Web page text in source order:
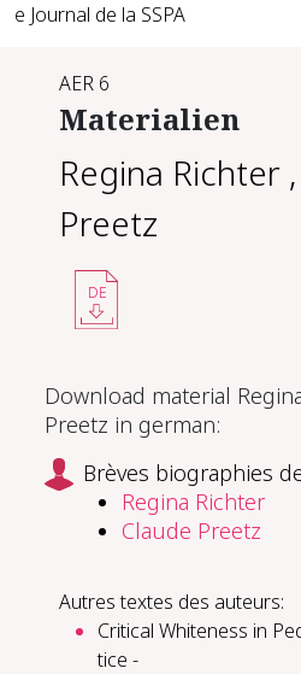
e Journal de la SSPA
AER 6
Materialien
Regina Richter ,
Preetz
DE
Download material
Preetz in german:
Brèves biographies
Regina Richter
Claude Preetz
Autres textes des auteurs:
Crit­i­cal White­ness in
tice -​